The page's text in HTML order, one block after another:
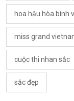
hoa hậu hòa bình
miss grand
cuộc thi nhan sắc
sắc đẹp